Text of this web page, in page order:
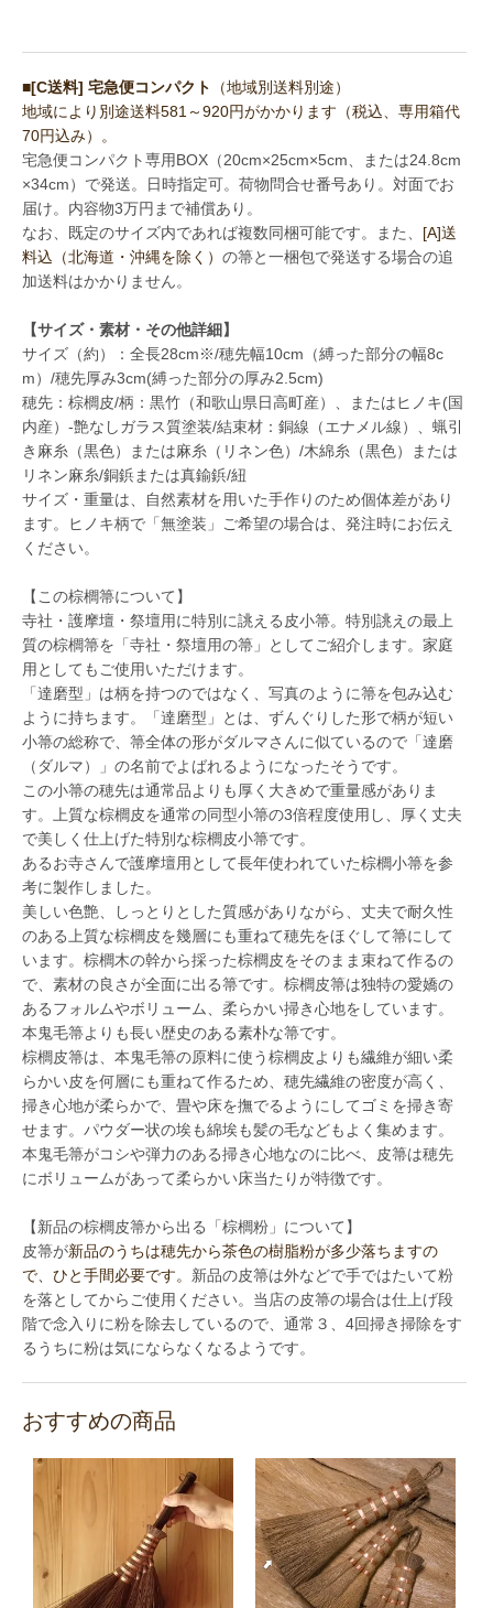
■[C送料] 宅急便コンパクト
（地域別送料別途）
地域により別途送料581～920円がかかります（税込、専用箱代
70円込み）。
宅急便コンパクト専用BOX（20cm×25cm×5cm、または24.8cm
×34cm）で発送。日時指定可。荷物問合せ番号あり。対面でお
届け。内容物3万円まで補償あり。
なお、既定のサイズ内であれば複数同梱可能です。また、 [A]送
料込（北海道・沖縄を除く） の箒と一梱包で発送する場合の追
加送料はかかりません。
【サイズ・素材・その他詳細】
サイズ（約）：全長28cm※/穂先幅10cm（縛った部分の幅8c
m）/穂先厚み3cm(縛った部分の厚み2.5cm)
穂先：棕櫚皮/柄：黒竹（和歌山県日高町産）、またはヒノキ(国
内産）-艶なしガラス質塗装/結束材：銅線（エナメル線）、蝋引
き麻糸（黒色）または麻糸（リネン色）/木綿糸（黒色）または
リネン麻糸/銅鋲または真鍮鋲/紐
サイズ・重量は、自然素材を用いた手作りのため個体差があり
ます。ヒノキ柄で「無塗装」ご希望の場合は、発注時にお伝え
ください。
【この棕櫚箒について】
寺社・護摩壇・祭壇用に特別に誂える皮小箒。特別誂えの最上
質の棕櫚箒を「寺社・祭壇用の箒」としてご紹介します。家庭
用としてもご使用いただけます。
「達磨型」は柄を持つのではなく、写真のように箒を包み込む
ように持ちます。「達磨型」とは、ずんぐりした形で柄が短い
小箒の総称で、箒全体の形がダルマさんに似ているので「達磨
（ダルマ）」の名前でよばれるようになったそうです。
この小箒の穂先は通常品よりも厚く大きめで重量感がありま
す。上質な棕櫚皮を通常の同型小箒の3倍程度使用し、厚く丈夫
で美しく仕上げた特別な棕櫚皮小箒です。
あるお寺さんで護摩壇用として長年使われていた棕櫚小箒を参
考に製作しました。
美しい色艶、しっとりとした質感がありながら、丈夫で耐久性
のある上質な棕櫚皮を幾層にも重ねて穂先をほぐして箒にして
います。棕櫚木の幹から採った棕櫚皮をそのまま束ねて作るの
で、素材の良さが全面に出る箒です。棕櫚皮箒は独特の愛嬌の
あるフォルムやボリューム、柔らかい掃き心地をしています。
本鬼毛箒よりも長い歴史のある素朴な箒です。
棕櫚皮箒は、本鬼毛箒の原料に使う棕櫚皮よりも繊維が細い柔
らかい皮を何層にも重ねて作るため、穂先繊維の密度が高く、
掃き心地が柔らかで、畳や床を撫でるようにしてゴミを掃き寄
せます。パウダー状の埃も綿埃も髪の毛などもよく集めます。
本鬼毛箒がコシや弾力のある掃き心地なのに比べ、皮箒は穂先
にボリュームがあって柔らかい床当たりが特徴です。
【新品の棕櫚皮箒から出る「棕櫚粉」について】
皮箒が新品のうちは穂先から茶色の樹脂粉が多少落ちますの
で、ひと手間必要です。 新品の皮箒は外などで手ではたいて粉
を落としてからご使用ください。当店の皮箒の場合は仕上げ段
階で念入りに粉を除去しているので、通常３、4回掃き掃除をす
るうちに粉は気にならなくなるようです。
おすすめの商品